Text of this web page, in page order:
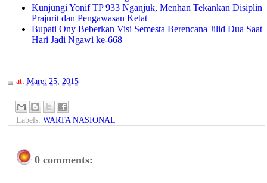
Kunjungi Yonif TP 933 Nganjuk, Menhan Tekankan Disiplin
Prajurit dan Pengawasan Ketat
Bupati Ony Beberkan Visi Semesta Berencana Jilid Dua Saat
Hari Jadi Ngawi ke-668
at: Maret 25, 2015
Labels: WARTA NASIONAL
0 comments: